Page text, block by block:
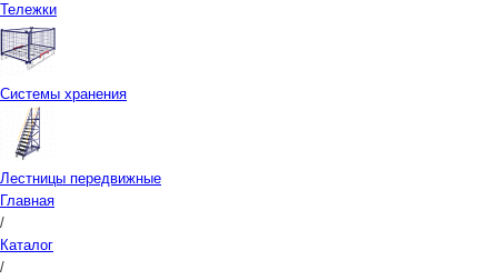
Тележки
Системы хранения
Лестницы передвижные
Главная
/
Каталог
/